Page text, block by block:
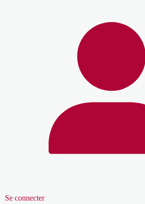
Se connecter